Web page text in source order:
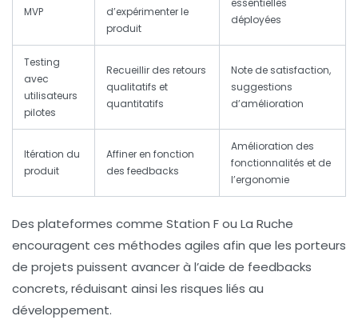
MVP
d’expérimenter le
produit
déployées
Testing
avec
utilisateurs
pilotes
Recueillir des retours
qualitatifs et
quantitatifs
Note de satisfaction,
suggestions
d’amélioration
Itération du
produit
Affiner en fonction
des feedbacks
Amélioration des
fonctionnalités et de
l’ergonomie
Des plateformes comme Station F ou La Ruche
encouragent ces méthodes agiles afin que les porteurs
de projets puissent avancer à l’aide de feedbacks
concrets, réduisant ainsi les risques liés au
développement.